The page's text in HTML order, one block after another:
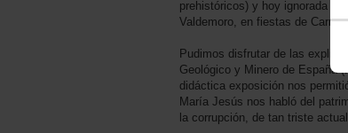
prehistóricos) y hoy ignorada
Valdemoro, en fiestas de
Pudimos disfrutar de las
Geológico y Minero de España
didáctica exposición nos
María Jesús nos habló del
la corrupción, de tan triste